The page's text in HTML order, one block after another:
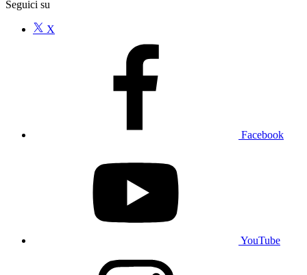
Seguici su
X
Facebook
YouTube